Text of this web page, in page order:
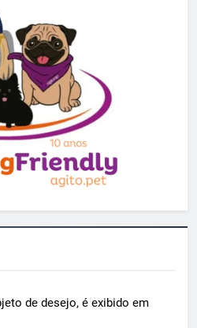
de desejo, é exibido em